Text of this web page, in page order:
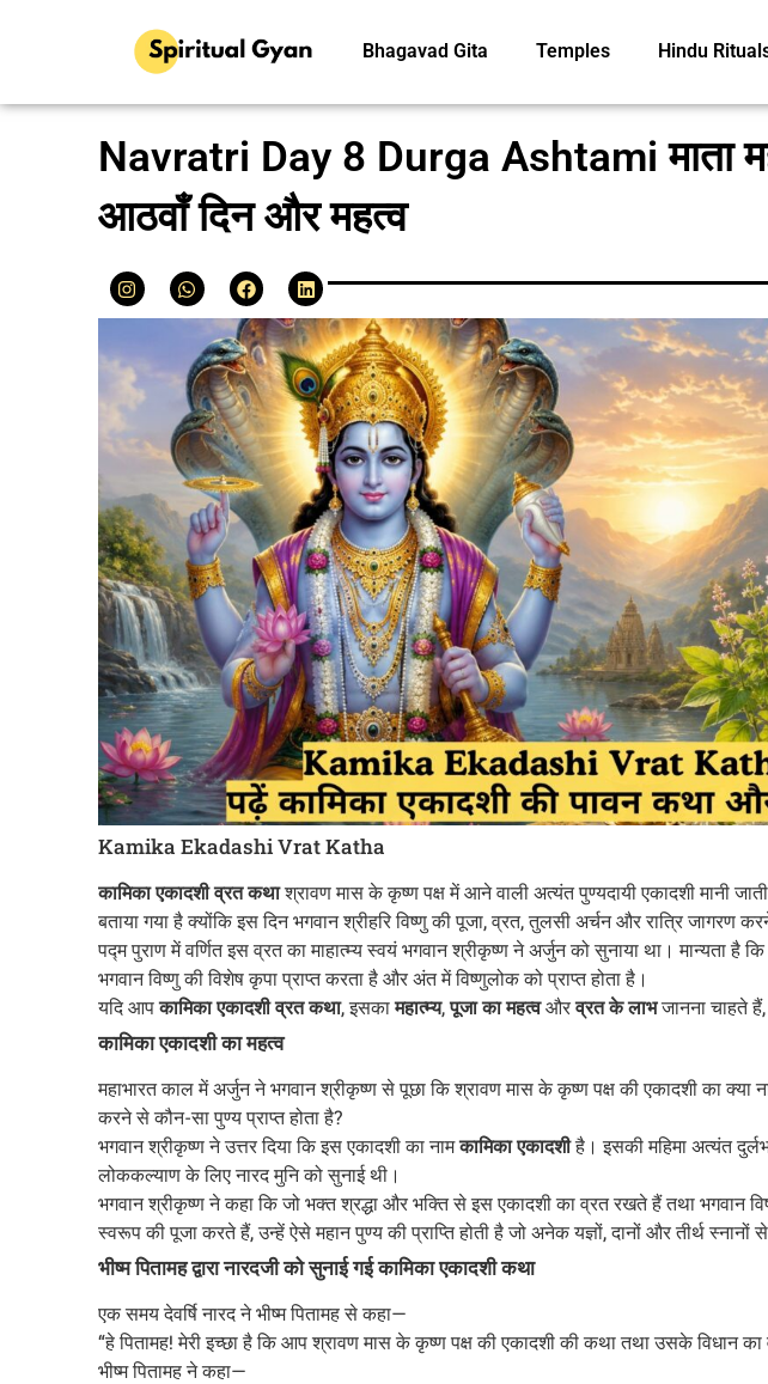
Bhagavad Gita Temples Hindu
Navratri Day 8 Durga Ashtami माता
आठवाँ दिन और महत्व
Kamika Ekadashi Vrat Katha
कामिका एकादशी व्रत कथाश्रावण मास के कृष्ण पक्ष में आने वाली अत्यंत पुण्यदायी एकादशी मानी
बताया गया है क्योंकि इस दिन भगवान श्रीहरि विष्णु की पूजा, व्रत, तुलसी अर्चन और रात्रि जागरण
पद्म पुराण में वर्णित इस व्रत का माहात्म्य स्वयं भगवान श्रीकृष्ण ने अर्जुन को सुनाया था। मान्यता है
भगवान विष्णु की विशेष कृपा प्राप्त करता है और अंत में विष्णुलोक को प्राप्त होता है।
यदि आपकामिका एकादशी व्रत कथा, इसकामहात्म्य,पूजा का महत्वऔरव्रत के लाभजानना चाहते
कामिका एकादशी का महत्व
महाभारत काल में अर्जुन ने भगवान श्रीकृष्ण से पूछा कि श्रावण मास के कृष्ण पक्ष की एकादशी का क्या
करने से कौन-सा पुण्य प्राप्त होता है?
भगवान श्रीकृष्ण ने उत्तर दिया कि इस एकादशी का नामकामिका एकादशीहै। इसकी महिमा अत्यंत
लोककल्याण के लिए नारद मुनि को सुनाई थी।
भगवान श्रीकृष्ण ने कहा कि जो भक्त श्रद्धा और भक्ति से इस एकादशी का व्रत रखते हैं तथा भगवान
स्वरूप की पूजा करते हैं, उन्हें ऐसे महान पुण्य की प्राप्ति होती है जो अनेक यज्ञों, दानों और तीर्थ स्नानों से
भीष्म पितामह द्वारा नारदजी को सुनाई गई कामिका एकादशी कथा
एक समय देवर्षि नारद ने भीष्म पितामह से कहा—
“हे पितामह! मेरी इच्छा है कि आप श्रावण मास के कृष्ण पक्ष की एकादशी की कथा तथा उसके विधान
भीष्म पितामह ने कहा—